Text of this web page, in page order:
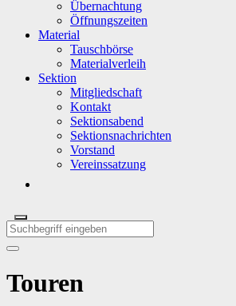
Übernachtung
Öffnungszeiten
Material
Tauschbörse
Materialverleih
Sektion
Mitgliedschaft
Kontakt
Sektionsabend
Sektionsnachrichten
Vorstand
Vereinssatzung
Touren